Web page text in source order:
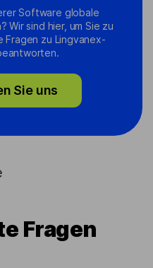
Software globale
Wir sind hier, um Sie zu
Fragen zu Lingvanex-
Sie uns
Fragen